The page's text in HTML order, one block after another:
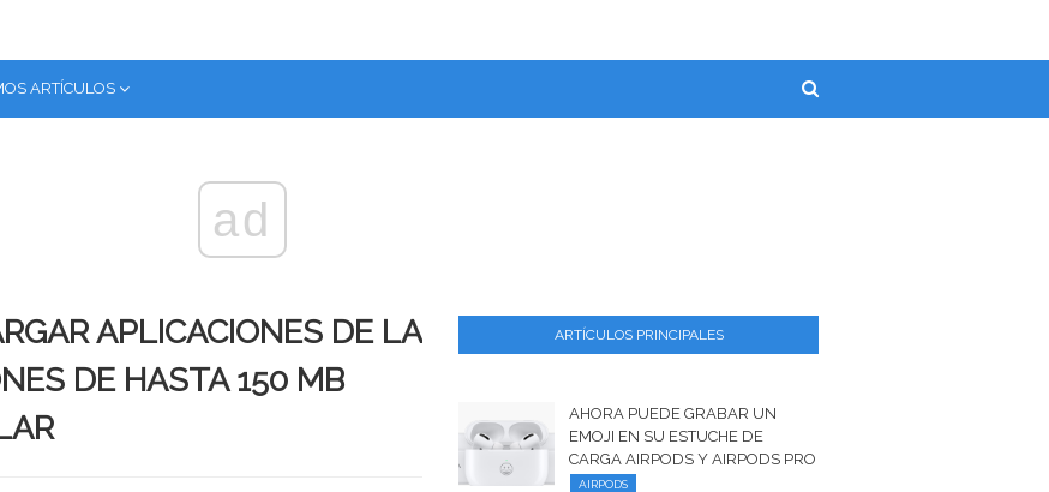
ARTÍCULOS
ad
APLICACIONES DE LA
DE HASTA 150 MB
ARTÍCULOS PRINCIPALES
AHORA PUEDE GRABAR UN
EMOJI EN SU ESTUCHE DE
CARGA AIRPODS Y AIRPODS PRO
AIRPODS